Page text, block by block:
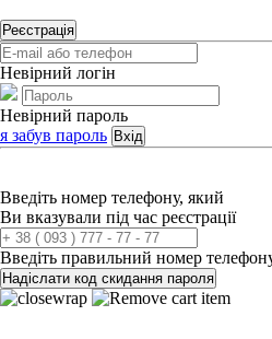
Реєстрація
Невірний логін
Невірний пароль
я забув пароль Вхід
Введіть номер телефону, який
Ви вказували під час реєстрації
Введіть правильний номер
Надіслати код скидання пароля